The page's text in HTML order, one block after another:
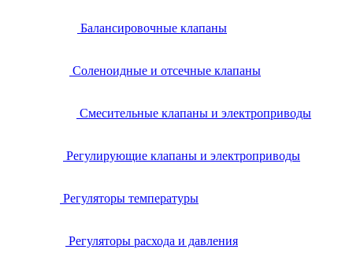
Балансировочные клапаны
Соленоидные и отсечные клапаны
Смесительные клапаны и электроприводы
Регулирующие клапаны и электроприводы
Регуляторы температуры
Регуляторы расхода и давления